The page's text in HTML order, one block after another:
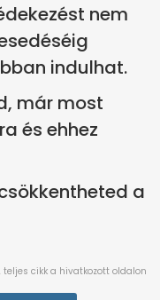
nem
indulhat.
már most
és ehhez
a